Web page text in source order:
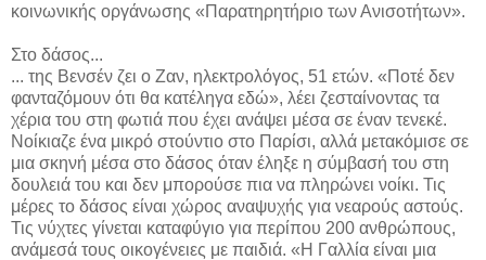
κοινωνικής οργάνωσης «Παρατηρητήριο των Ανισοτήτων».
Στο δάσος...
... της Βενσέν ζει ο Ζαν, ηλεκτρολόγος, 51 ετών. «Ποτέ δεν
φανταζόμουν ότι θα κατέληγα εδώ», λέει ζεσταίνοντας τα
χέρια του στη φωτιά που έχει ανάψει μέσα σε έναν τενεκέ.
Νοίκιαζε ένα μικρό στούντιο στο Παρίσι, αλλά μετακόμισε σε
μια σκηνή μέσα στο δάσος όταν έληξε η σύμβασή του στη
δουλειά του και δεν μπορούσε πια να πληρώνει νοίκι. Τις
μέρες το δάσος είναι χώρος αναψυχής για νεαρούς αστούς.
Τις νύχτες γίνεται καταφύγιο για περίπου 200 ανθρώπους,
ανάμεσά τους οικογένειες με παιδιά. «Η Γαλλία είναι μια